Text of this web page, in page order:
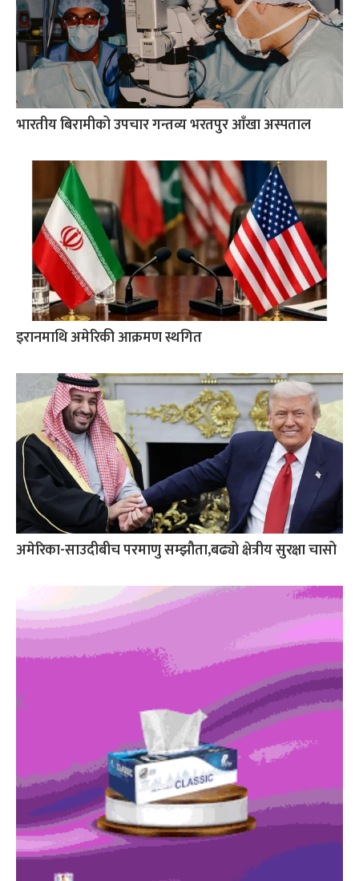
भारतीय बिरामीको उपचार गन्तव्य भरतपुर आँखा अस्पताल
इरानमाथि अमेरिकी आक्रमण स्थगित
अमेरिका-साउदीबीच परमाणु सम्झौता,बढ्यो क्षेत्रीय सुरक्षा चासो